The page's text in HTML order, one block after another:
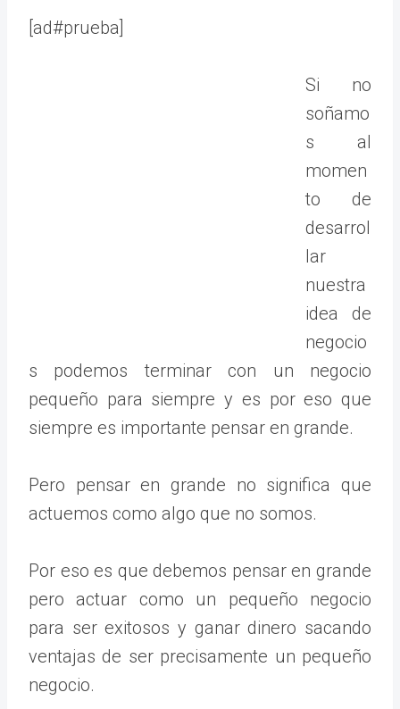
[ad#prueba]
Si no
soñamo
s al
momen
to de
desarrol
lar
nuestra
idea de
negocio
s podemos terminar con un negocio
pequeño para siempre y es por eso que
siempre es importante pensar en grande.
Pero pensar en grande no significa que
actuemos como algo que no somos.
Por eso es que debemos pensar en grande
pero actuar como un pequeño negocio
para ser exitosos y ganar dinero sacando
ventajas de ser precisamente un pequeño
negocio.